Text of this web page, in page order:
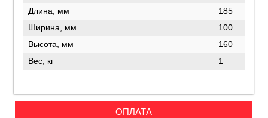
Длина, мм
185
Ширина, мм
100
Высота, мм
160
Вес, кг
1
ОПЛАТА